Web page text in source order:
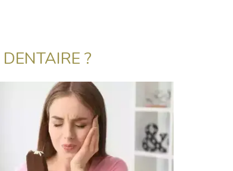
?